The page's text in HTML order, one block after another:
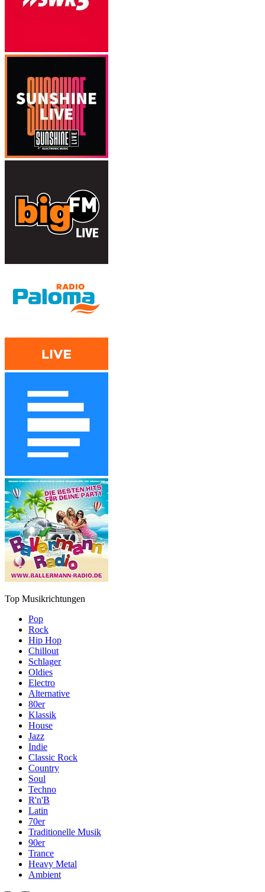
Top Musikrichtungen
Pop
Rock
Hip Hop
Chillout
Schlager
Oldies
Electro
Alternative
80er
Klassik
House
Jazz
Indie
Classic Rock
Country
Soul
Techno
R'n'B
Latin
70er
Traditionelle Musik
90er
Trance
Heavy Metal
Ambient